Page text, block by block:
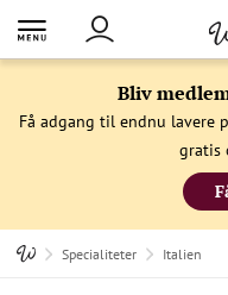
Bliv
Få adgang til endnu lavere
gratis
Specialiteter Italien